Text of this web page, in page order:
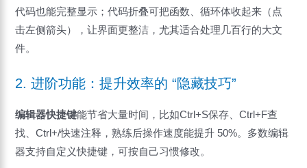
代码也能完整显示；代码折叠可把函数、循环体收起来（点
击左侧箭头），让界面更整洁，尤其适合处理几百行的大文
件。
2. 进阶功能：提升效率的 “隐藏技巧”
编辑器快捷键能节省大量时间，比如Ctrl+S保存、Ctrl+F查
找、Ctrl+/快速注释，熟练后操作速度能提升 50%。多数编辑
器支持自定义快捷键，可按自己习惯修改。